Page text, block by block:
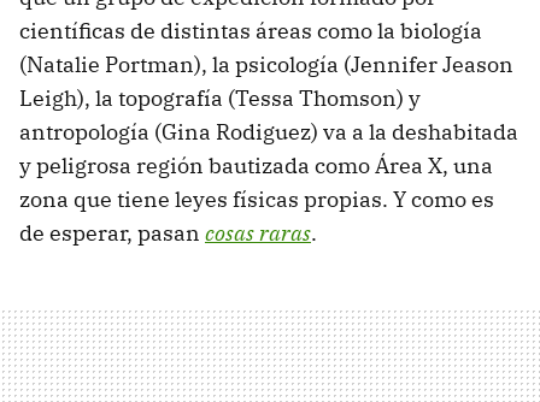
científicas de distintas áreas como la biología
(Natalie Portman), la psicología (Jennifer Jeason
Leigh), la topografía (Tessa Thomson) y
antropología (Gina Rodiguez) va a la deshabitada
y peligrosa región bautizada como Área X, una
zona que tiene leyes físicas propias. Y como es
de esperar, pasan cosas raras.